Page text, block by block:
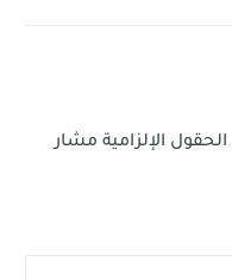
الحقول الإلزامية مشار